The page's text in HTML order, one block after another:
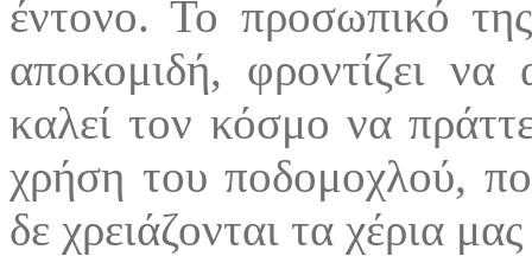
έντονο. Το προσωπικό
αποκομιδή, φροντίζει
καλεί τον κόσμο να
χρήση του ποδομοχλού,
δε χρειάζονται τα χέρια